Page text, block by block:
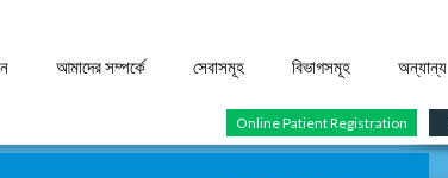
আমাদের সম্পর্কে সেবাসমূহ বিভাগসমূহ অন্যান্য
Online Patient Registration